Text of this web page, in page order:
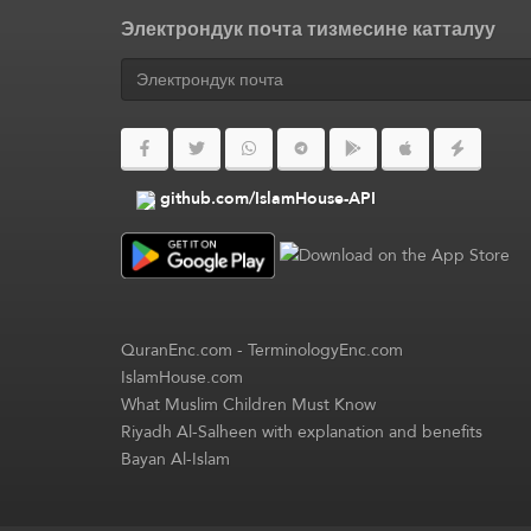
Электрондук почта тизмесине катталуу
github.com/IslamHouse-API
QuranEnc.com-TerminologyEnc.com
IslamHouse.com
What Muslim Children Must Know
Riyadh Al-Salheen with explanation and benefits
Bayan Al-Islam